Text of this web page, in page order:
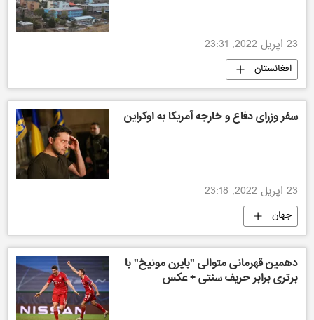
23 اپریل 2022, 23:31
افغانستان
سفر وزرای دفاع و خارجه آمریکا به اوکراین
23 اپریل 2022, 23:18
جهان
دهمین قهرمانی متوالی "بایرن مونیخ" با
برتری برابر حریف سنتی + عکس